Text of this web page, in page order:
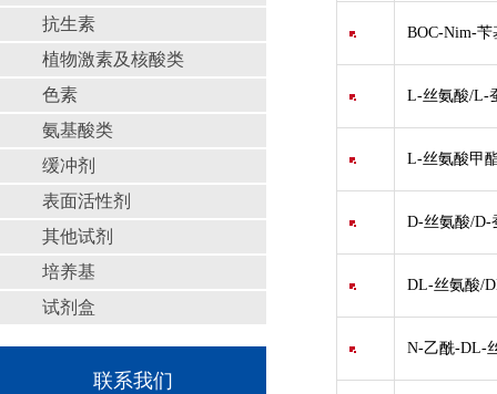
抗生素
植物激素及核酸类
色素
氨基酸类
缓冲剂
表面活性剂
其他试剂
培养基
试剂盒
联系我们
BOC-Nim-
L-丝氨酸/L-
L-丝氨酸甲
D-丝氨酸/D-
DL-丝氨酸/
N-乙酰-DL-